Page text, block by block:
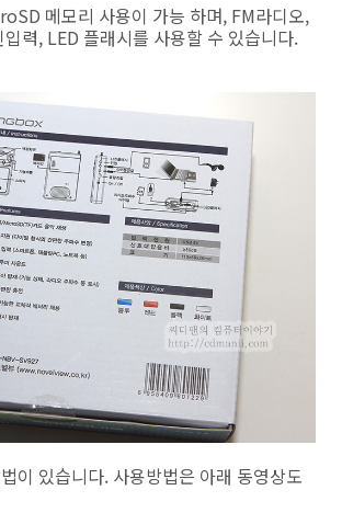
메모리 사용이 가능 하며, FM라디오,
력, LED 플래시를 사용할 수 있습니다.
이 있습니다. 사용방법은 아래 동영상도